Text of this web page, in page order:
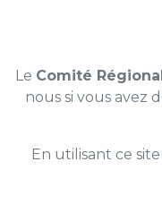
Le Comité
nous si vous avez
En utilisant ce